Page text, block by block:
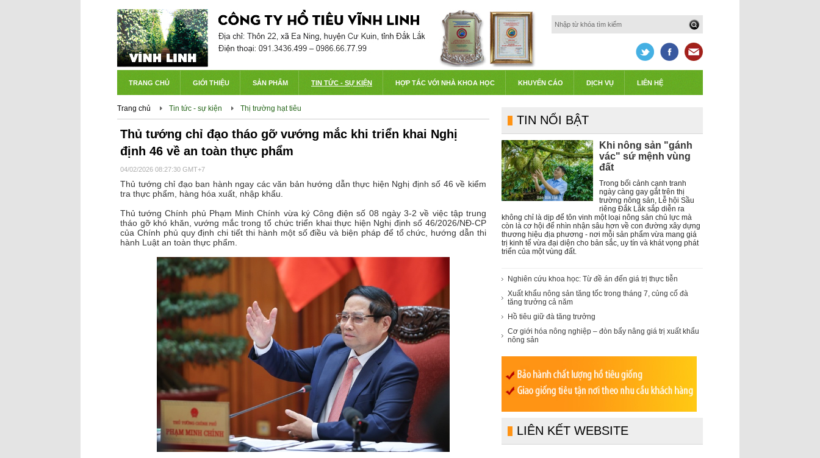
TRANG CHỦ GIỚI THIỆU SẢN PHẨM TIN TỨC - SỰ KIỆN HỢP TÁC VỚI NHÀ KHOA HỌC KHUYẾN CÁO DỊCH VỤ LIÊN HỆ
Trang chủ Tin tức - sự kiện Thị trường hạt tiêu
Thủ tướng chỉ đạo tháo gỡ vướng mắc khi triển khai Nghị
định 46 về an toàn thực phẩm
04/02/2026 08:27:30 GMT+7
Thủ tướng chỉ đạo ban hành ngay các văn bản hướng dẫn thực hiện Nghị định số 46 về kiểm
tra thực phẩm, hàng hóa xuất, nhập khẩu.
Thủ tướng Chính phủ Phạm Minh Chính vừa ký Công điện số 08 ngày 3-2 về việc tập trung
tháo gỡ khó khăn, vướng mắc trong tổ chức triển khai thực hiện Nghị định số 46/2026/NĐ-CP
của Chính phủ quy định chi tiết thi hành một số điều và biện pháp để tổ chức, hướng dẫn thi
hành Luật an toàn thực phẩm.
TIN NỔI BẬT
Khi nông sản "gánh
vác" sứ mệnh vùng
đất
Trong bối cảnh cạnh tranh
ngày càng gay gắt trên thị
trường nông sản, Lễ hội Sầu
riêng Đắk Lắk sắp diễn ra
không chỉ là dịp để tôn vinh một loại nông sản chủ lực mà
còn là cơ hội để nhìn nhận sâu hơn về con đường xây dựng
thương hiệu địa phương - nơi mỗi sản phẩm vừa mang giá
trị kinh tế vừa đại diện cho bản sắc, uy tín và khát vọng phát
triển của một vùng đất.
Nghiên cứu khoa học: Từ đề án đến giá trị thực tiễn
Xuất khẩu nông sản tăng tốc trong tháng 7, củng cố đà
tăng trưởng cả năm
Hồ tiêu giữ đà tăng trưởng
Cơ giới hóa nông nghiệp – đòn bẩy nâng giá trị xuất khẩu
nông sản
LIÊN KẾT WEBSITE